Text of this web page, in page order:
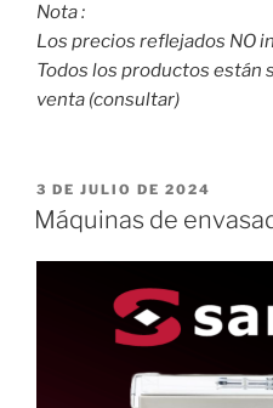
Nota :
Los precios reflejados NO
Todos los productos están
venta (consultar)
PUBLICADO
EL
3 DE JULIO DE 2024
Máquinas de